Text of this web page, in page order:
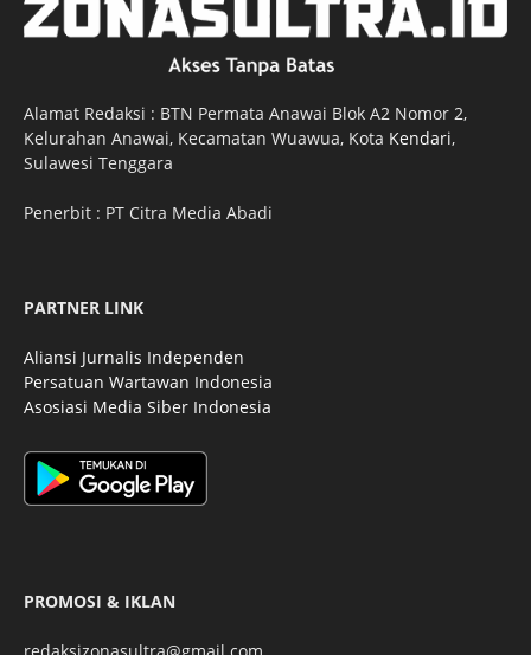
Alamat Redaksi : BTN Permata Anawai Blok A2 Nomor 2,
Kelurahan Anawai, Kecamatan Wuawua, Kota Kendari,
Sulawesi Tenggara
Penerbit : PT Citra Media Abadi
PARTNER LINK
Aliansi Jurnalis Independen
Persatuan Wartawan Indonesia
Asosiasi Media Siber Indonesia
PROMOSI & IKLAN